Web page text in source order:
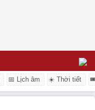
📅 Lịch âm ☀️ Thời tiết